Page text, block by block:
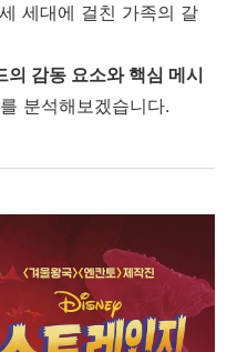
세 세대에 걸친 가족의 갈
의 감동 요소와 핵심 메시
를 분석해보겠습니다.